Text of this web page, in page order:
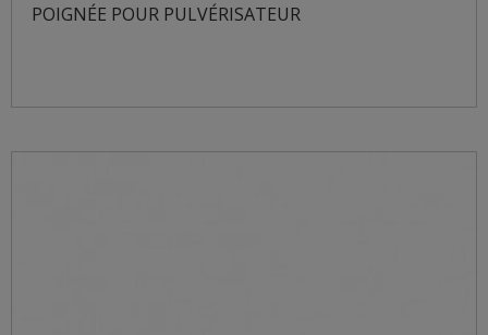
POIGNÉE POUR PULVÉRISATEUR